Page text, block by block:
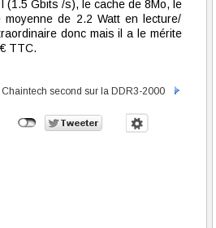
(1.5 Gbits /s), le cache de 8Mo, le
de 2.2 Watt en lecture/
donc mais il a le mérite
TTC.
Chaintech second sur la DDR3-2000